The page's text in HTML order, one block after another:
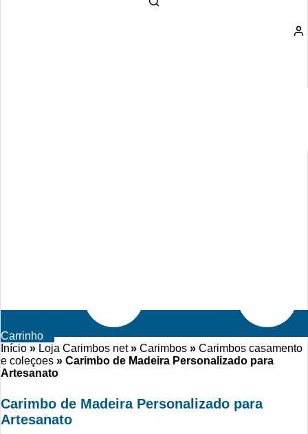
Carrinho
Início » Loja Carimbos net» Carimbos » Carimbos casamento
e coleçoes » Carimbo de Madeira Personalizado para
Artesanato
Carimbo de Madeira Personalizado para
Artesanato